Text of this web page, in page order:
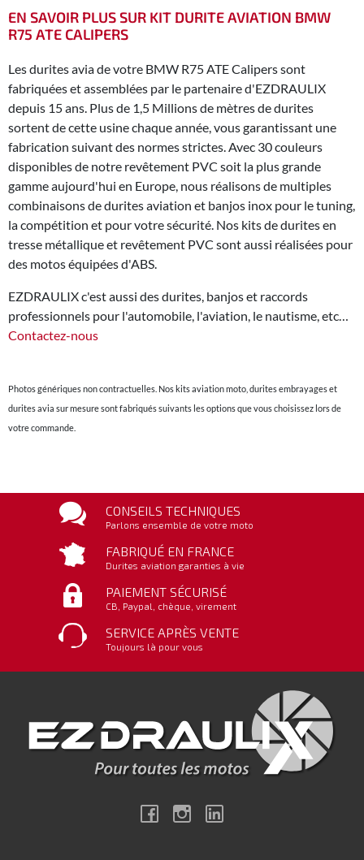
EN SAVOIR PLUS SUR KIT DURITE AVIATION BMW
R75 ATE CALIPERS
Les durites avia de votre BMW R75 ATE Calipers sont
fabriquées et assemblées par le partenaire d'EZDRAULIX
depuis 15 ans. Plus de 1,5 Millions de mètres de durites
sortent de cette usine chaque année, vous garantissant une
fabrication suivant des normes strictes. Avec 30 couleurs
disponibles de notre revêtement PVC soit la plus grande
gamme aujourd'hui en Europe, nous réalisons de multiples
combinaisons de durites aviation et banjos inox pour le tuning,
la compétition et pour votre sécurité. Nos kits de durites en
tresse métallique et revêtement PVC sont aussi réalisées pour
des motos équipées d'ABS.
EZDRAULIX c'est aussi des durites, banjos et raccords
professionnels pour l'automobile, l'aviation, le nautisme, etc…
Contactez-nous
Photos génériques non contractuelles. Nos kits aviation moto, durites embrayages et
durites avia sur mesure sont fabriqués suivants les options que vous choisissez lors de
votre commande.
CONSEILS TECHNIQUES
Parlons ensemble de votre moto
FABRIQUÉ EN FRANCE
Durites aviation garanties à vie
PAIEMENT SÉCURISÉ
CB, Paypal, chèque, virement
SERVICE APRÈS VENTE
Toujours là pour vous
FacebookInstagram